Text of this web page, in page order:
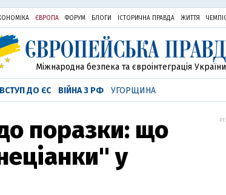
ЄВРОПА ФОРУМ БЛОГИ ІСТОРИЧНА ПРАВДА ЖИТТЯ
Міжнародна безпека та євроінтеграція України
ВСТУП ДО ЄС ВІЙНА З РФ УГОРЩИНА
поразки: що
у